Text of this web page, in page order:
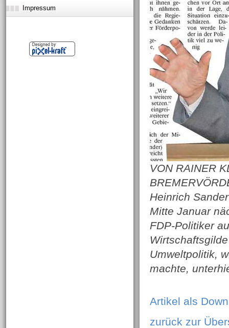
VON RAINER
Heinrich
Mitte Januar
FDP-Politiker
Umweltpolitik,
machte,
Artikel als
zurück zur
Impressum